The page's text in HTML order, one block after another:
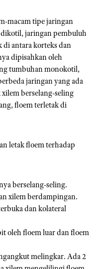
macam tipe jaringan
jaringan pembuluh
antara korteks dan
dipisahkan oleh
tumbuhan monokotil,
jaringan yang ada
berselang-seling
floem terletak di
letak floem terhadap
berselang-seling.
xilem berdampingan.
dan kolateral
oleh floem luar dan floem
melingkar. Ada 2